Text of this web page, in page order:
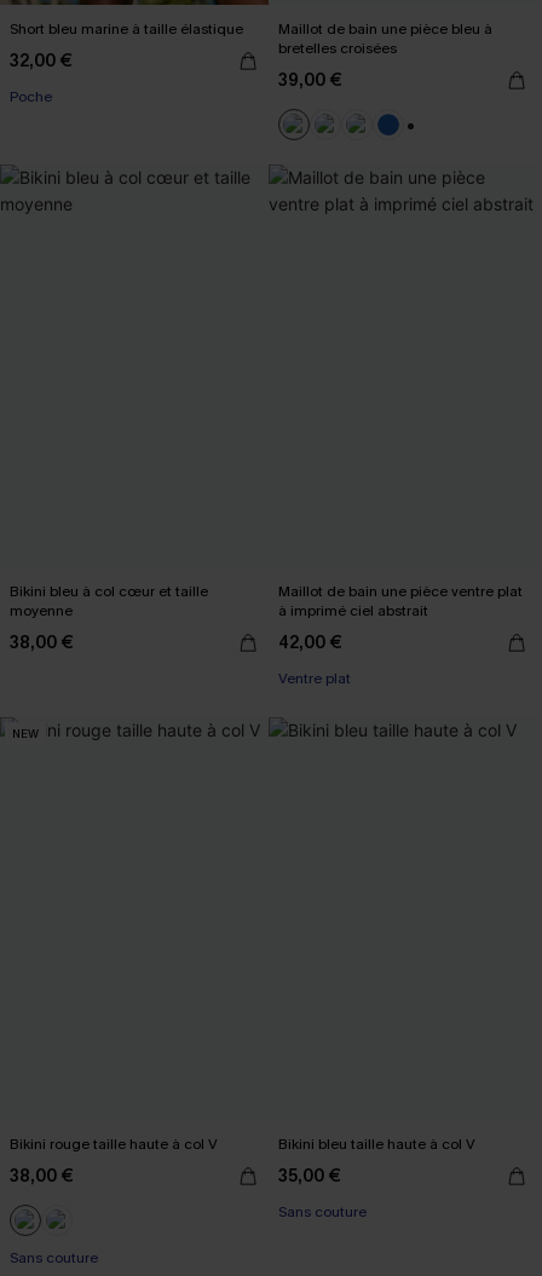
Short bleu marine à taille élastique
32,00 €
Poche
Maillot de bain une pièce bleu à
bretelles croisées
39,00 €
Bikini bleu à col cœur et taille
moyenne
38,00 €
Maillot de bain une pièce ventre plat
à imprimé ciel abstrait
42,00 €
Ventre plat
NEW
Bikini rouge taille haute à col V
38,00 €
Sans couture
Bikini bleu taille haute à col V
35,00 €
Sans couture